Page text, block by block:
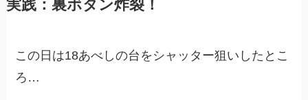
実践：裏ボタン炸裂！
この日は18あべしの台をシャッター狙いしたとこ
ろ…